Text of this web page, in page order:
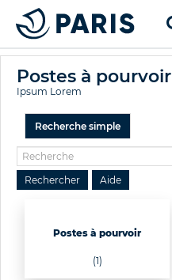
Postes à pourvoir
Ipsum Lorem
Recherche simple
Postes à pourvoir
(1)